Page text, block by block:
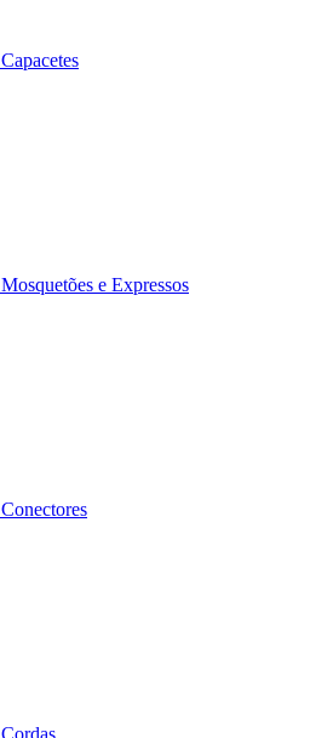
Capacetes
Mosquetões e Expressos
Conectores
Cordas